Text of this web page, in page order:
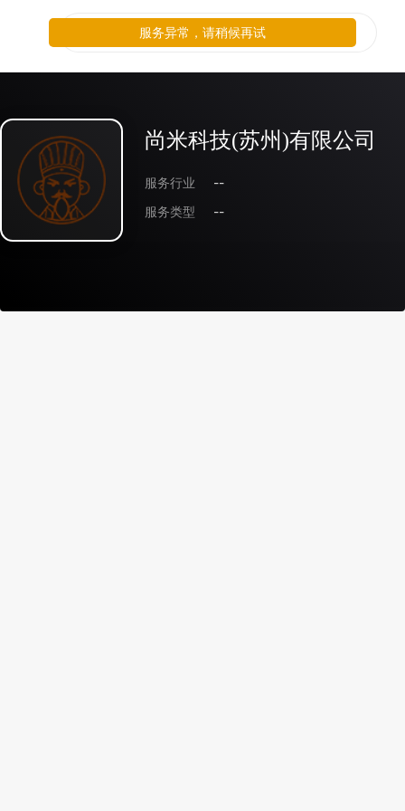
尚米科技(苏州)有限公司
服务行业
--
服务类型
--
服务异常，请稍候再试